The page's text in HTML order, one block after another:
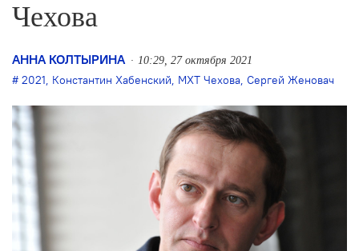
Чехова
АННА КОЛТЫРИНА 10:29, 27 октября 2021
2021, Константин Хабенский, МХТ Чехова, Сергей Женовач